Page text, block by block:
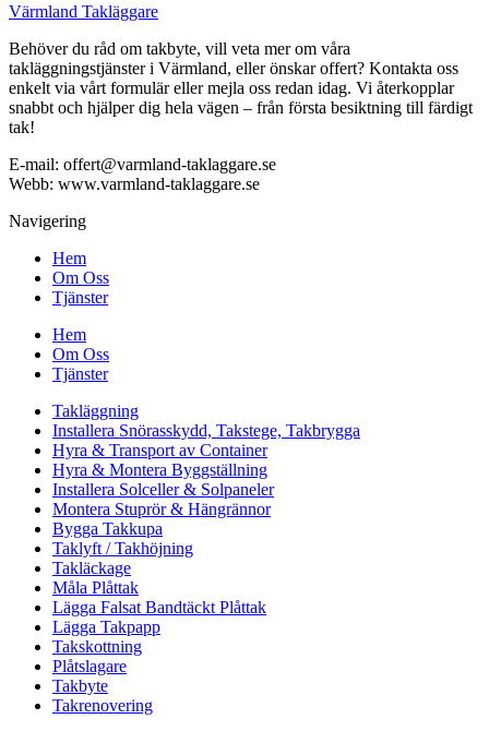
Värmland Takläggare
Behöver du råd om takbyte, vill veta mer om våra
takläggningstjänster i Värmland, eller önskar offert? Kontakta oss
enkelt via vårt formulär eller mejla oss redan idag. Vi återkopplar
snabbt och hjälper dig hela vägen – från första besiktning till färdigt
tak!
E-mail: offert@varmland-taklaggare.se
Webb: www.varmland-taklaggare.se
Navigering
Hem
Om Oss
Tjänster
Hem
Om Oss
Tjänster
Takläggning
Installera Snörasskydd, Takstege, Takbrygga
Hyra & Transport av Container
Hyra & Montera Byggställning
Installera Solceller & Solpaneler
Montera Stuprör & Hängrännor
Bygga Takkupa
Taklyft / Takhöjning
Takläckage
Måla Plåttak
Lägga Falsat Bandtäckt Plåttak
Lägga Takpapp
Takskottning
Plåtslagare
Takbyte
Takrenovering